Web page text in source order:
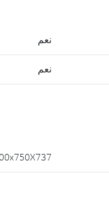
نعم
نعم